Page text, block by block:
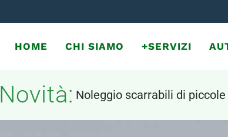
HOME CHI SIAMO +SERVIZI
Novità: Noleggio scarrabili di